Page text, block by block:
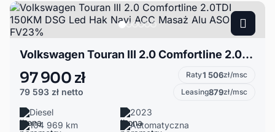
Volkswagen Touran III 2.0 Comfortline 2.0TDI 150KM DSG Led Hak Navi ACC Masaż Alu ASO FV23%
97 900 zł
79 593 zł netto
Raty1 506zł/msc
Leasing879zł/msc
Diesel
2023
104 969 km
Automatyczna